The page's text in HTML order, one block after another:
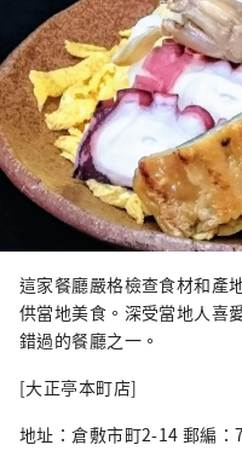
這家餐廳嚴格檢查食材和產
供當地美食。深受當地人喜
錯過的餐廳之一。
[大正亭本町店]
地址：倉敷市町2-14 郵編